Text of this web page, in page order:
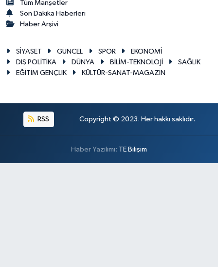
Tüm Manşetler
Son Dakika Haberleri
Haber Arşivi
SİYASET GÜNCEL SPOR
EKONOMİ
DIŞ POLİTİKA
DÜNYA BİLİM-TEKNOLOJİ
SAĞLIK
EĞİTİM GENÇLİK
KÜLTÜR-SANAT-MAGAZİN
RSS Copyright © 2023. Her hakkı saklıdır.
Haber Yazılımı: TE Bilişim